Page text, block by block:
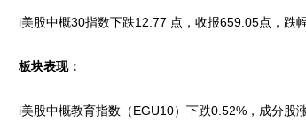
i美股中概30指数下跌12.77 点，收报659.05点，跌幅
板块表现：
i美股中概教育指数（EGU10）下跌0.52%，成分股